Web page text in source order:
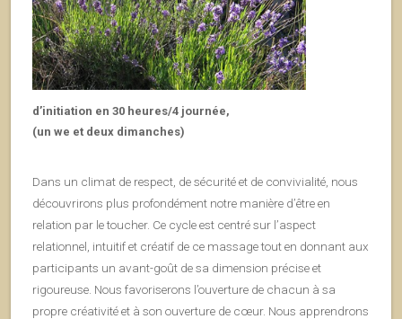
d’initiation en 30 heures/4 journée,
(un we et deux dimanches)
Dans un climat de respect, de sécurité et de convivialité, nous
découvrirons plus profondément notre manière d’être en
relation par le toucher. Ce cycle est centré sur l’aspect
relationnel, intuitif et créatif de ce massage tout en donnant aux
participants un avant-goût de sa dimension précise et
rigoureuse. Nous favoriserons l’ouverture de chacun à sa
propre créativité et à son ouverture de cœur. Nous apprendrons